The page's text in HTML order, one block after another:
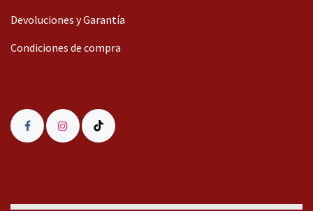
Devoluciones y Garantía
Condiciones de compra